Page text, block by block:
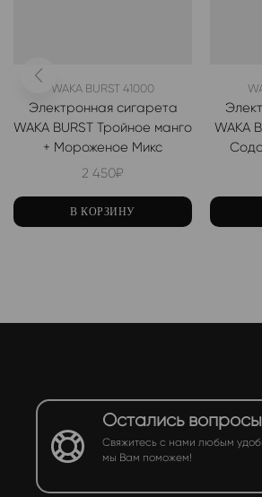
WAKA BURST 41000
Электронная сигарета
WAKA BURST Тройное манго
+ Мороженое Микс
2 450₽
В КОРЗИНУ
WAKA
Остались
Свяжитесь с нами любым
мы Вам поможем!